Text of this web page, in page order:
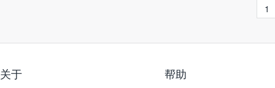
1
关于 帮助